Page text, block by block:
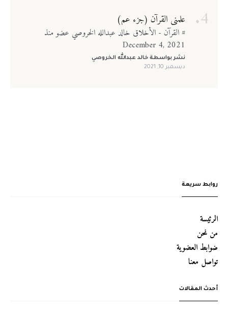
علمني القرآن (جزء عم)
# القرآن - الأخلاق خالد عبدالله الخروصي عضو منذ
December 4, 2021
نشر بواسطة خالد عبدالله الخروصي
ديسمبر 10, 2021
روابط سريعة
الرئيسة
من نحن
ضوابط العضوية
تواصل معنا
أحدث المقالات